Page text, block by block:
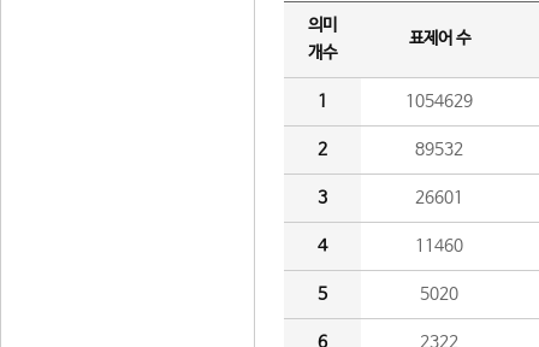
의미
개수
표제어 수
1 1054629
2 89532
3 26601
4 11460
5 5020
6 2322